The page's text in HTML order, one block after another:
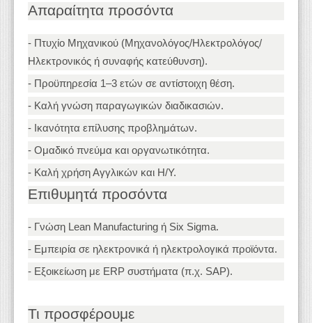
Απαραίτητα προσόντα
- Πτυχίο Μηχανικού (Μηχανολόγος/Ηλεκτρολόγος/
Ηλεκτρονικός ή συναφής κατεύθυνση).
- Προϋπηρεσία 1–3 ετών σε αντίστοιχη θέση.
- Καλή γνώση παραγωγικών διαδικασιών.
- Ικανότητα επίλυσης προβλημάτων.
- Ομαδικό πνεύμα και οργανωτικότητα.
- Καλή χρήση Αγγλικών και Η/Υ.
Επιθυμητά προσόντα
- Γνώση Lean Manufacturing ή Six Sigma.
- Εμπειρία σε ηλεκτρονικά ή ηλεκτρολογικά προϊόντα.
- Εξοικείωση με ERP συστήματα (π.χ. SAP).
Τι προσφέρουμε